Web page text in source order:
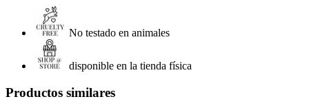
No testado en animales
disponible en la tienda física
Productos similares